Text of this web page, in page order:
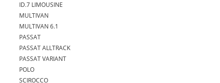
ID.7 LIMOUSINE
MULTIVAN
MULTIVAN 6.1
PASSAT
PASSAT ALLTRACK
PASSAT VARIANT
POLO
SCIROCCO